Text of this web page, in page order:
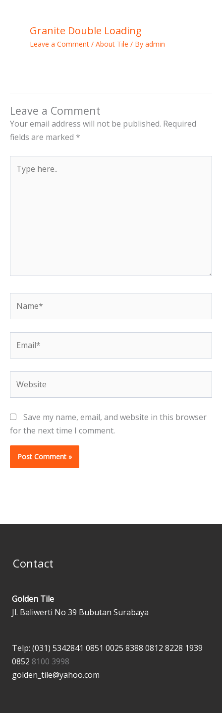
Granite Double Loading
Leave a Comment / About Tile / By admin
Leave a Comment
Your email address will not be published. Required
fields are marked *
here..
Save my name, email, and website in this browser
for the next time I comment.
Contact
Golden Tile
Jl. Baliwerti No 39 Bubutan Surabaya
Telp: (031) 5342841 0851 0025 8388 0812 8228 1939
0852 8100 3998
golden_tile@yahoo.com